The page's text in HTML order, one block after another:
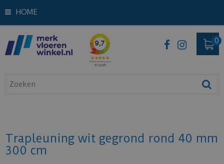
HOME
Trapleuning wit gegrond rond 40 mm
300 cm